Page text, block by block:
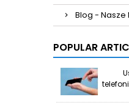
Blog - Nasze
POPULAR